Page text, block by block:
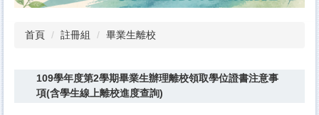
首頁 註冊組 畢業生離校
109學年度第2學期畢業生辦理離校領取學位證書注意事
項(含學生線上離校進度查詢)